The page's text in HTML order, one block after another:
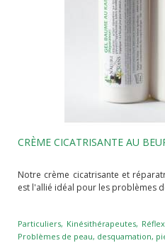
CRÈME CICATRISANTE AU
Notre crème cicatrisante et
est l'allié idéal pour les problèmes
Particuliers Kinésithérapeutes
Problèmes de peau, desquamation,